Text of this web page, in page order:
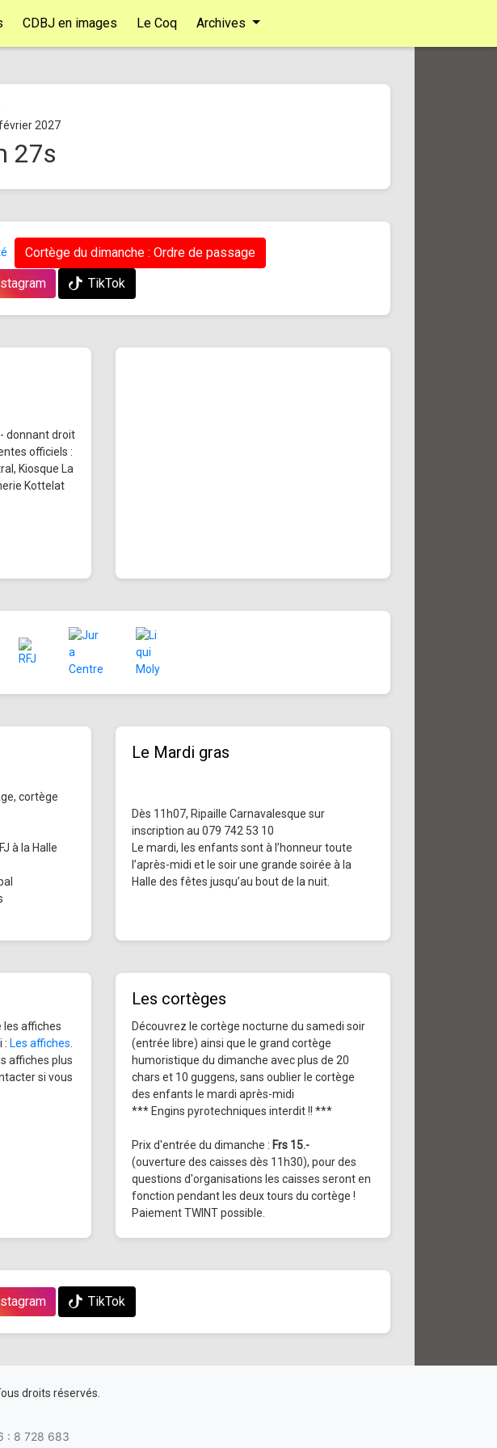
CDBJ en images Le Coq Archives
2027
27s
Cortège du dimanche : Ordre de passage
TikTok
donnant droit
officiels :
Kiosque La
Kottelat
cortège
à la Halle
Le Mardi gras
Dès 11h07, Ripaille Carnavalesque sur
inscription au 079 742 53 10
Le mardi, les enfants sont à l’honneur toute
l’après-midi et le soir une grande soirée à la
Halle des fêtes jusqu’au bout de la nuit.
les affiches
: Les affiches
affiches plus
si vous
Les cortèges
Découvrez le cortège nocturne du samedi soir
(entrée libre) ainsi que le grand cortège
humoristique du dimanche avec plus de 20
chars et 10 guggens, sans oublier le cortège
des enfants le mardi après-midi
*** Engins pyrotechniques interdit !! ***
Prix d'entrée du dimanche : Frs 15.-
(ouverture des caisses dès 11h30), pour des
questions d'organisations les caisses seront en
fonction pendant les deux tours du cortège !
Paiement TWINT possible.
TikTok
droits réservés.
: 8 728 683